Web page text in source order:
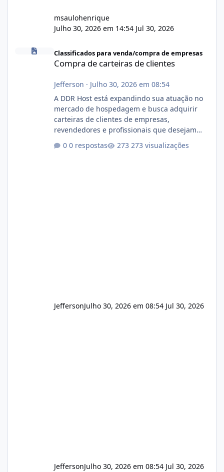
msaulohenrique
Julho 30, 2026 em 14:54 Jul 30, 2026
Compra de carteiras de clientes
Classificados para venda/compra de empresas
Compra de carteiras de clientes
Jefferson · Julho 30, 2026 em 08:54
A DDR Host está expandindo sua atuação no
mercado de hospedagem e busca adquirir
carteiras de clientes de empresas,
revendedores e profissionais que desejam
encerrar suas atividades ou reduzir sua
operação. Se você possui clientes ativos de
0 respostas 273 visualizações
JeffersonJulho 30, 2026 em 08:54 Jul 30, 2026
JeffersonJulho 30, 2026 em 08:54 Jul 30, 2026